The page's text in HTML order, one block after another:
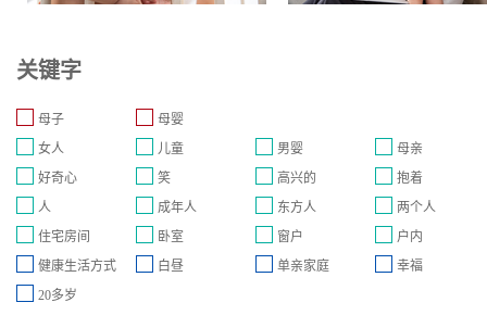
关键字
母子
母婴
女人
儿童 男婴
母亲
好奇心
笑 高兴的
抱着
人
成年人 东方人
两个人
住宅房间
卧室 窗户
户内
健康生活方式
白昼 单亲家庭
幸福
20多岁